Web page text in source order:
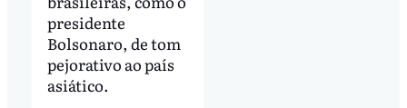
presidente
Bolsonaro, de tom
pejorativo ao país
asiático.